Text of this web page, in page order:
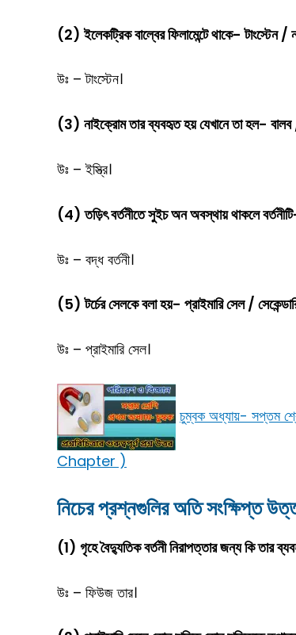
(2) ইলেকট্রিক বাল্বের ফিলামেন্টে থাকে- টাংস্টেন
উঃ – টাংস্টেন।
(3) নাইক্রোম তার ব্যবহৃত হয় যেখানে তা হল-
উঃ – ইস্ত্রি।
(4) তড়িৎ বর্তনীতে সুইচ অন অবস্থায় থাকলে
উঃ – বদ্ধ বর্তনী।
(5) টর্চের সেলকে বলা হয়- প্রাইমারি সেল /
উঃ – প্রাইমারি সেল।
চুম্বক অধ্যায়- সপ্তম
Chapter )
নিচের প্রশ্নগুলির অতি সংক্ষিপ্ত
(1) গৃহে বৈদ্যুতিক বর্তনী নিরাপত্তার জন্য কি তার
উঃ – ফিউজ তার।